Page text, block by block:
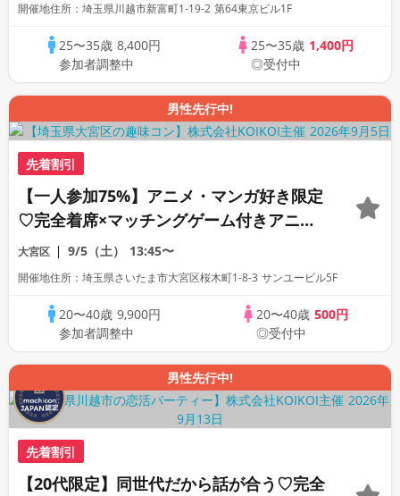
開催地住所：埼玉県川越市新富町1-19-2 第64東京ビル1F
25〜35歳 8,400円
参加者調整中
25〜35歳 1,400円
◎受付中
男性先行中!
先着割引
【一人参加75%】アニメ・マンガ好き限定
♡完全着席×マッチングゲーム付きアニメ
コン
大宮区 9/5（土） 13:45〜
開催地住所：埼玉県さいたま市大宮区桜木町1-8-3 サンユービル5F
20〜40歳 9,900円
参加者調整中
20〜40歳 500円
◎受付中
男性先行中!
先着割引
【20代限定】同世代だから話が合う♡完全